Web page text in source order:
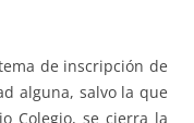
de inscripción de
alguna, salvo la que
Colegio, se cierra la